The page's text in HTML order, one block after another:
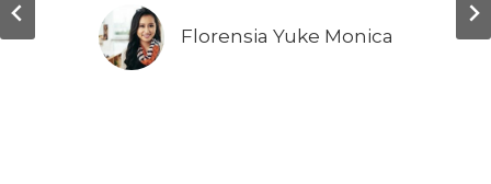
Florensia Yuke Monica